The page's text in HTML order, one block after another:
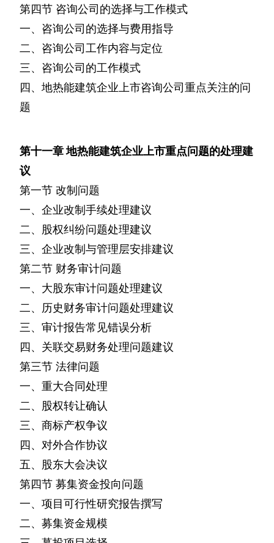
第四节 咨询公司的选择与工作模式
一、咨询公司的选择与费用指导
二、咨询公司工作内容与定位
三、咨询公司的工作模式
四、地热能建筑企业上市咨询公司重点关注的问
题
第十一章地热能建筑企业上市重点问题的处理建
议
第一节 改制问题
一、企业改制手续处理建议
二、股权纠纷问题处理建议
三、企业改制与管理层安排建议
第二节 财务审计问题
一、大股东审计问题处理建议
二、历史财务审计问题处理建议
三、审计报告常见错误分析
四、关联交易财务处理问题建议
第三节 法律问题
一、重大合同处理
二、股权转让确认
三、商标产权争议
四、对外合作协议
五、股东大会决议
第四节 募集资金投向问题
一、项目可行性研究报告撰写
二、募集资金规模